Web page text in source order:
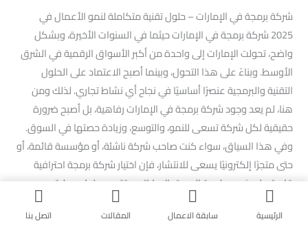
شركة برمجة في الإمارات – حلول تقنية متكاملة لنمو الأعمال في
2025 شركة برمجة في الإمارات حيثما في السنوات الأخيرة، وبشكل
واضح، تحولت الإمارات إلى واحدة من أكبر الأسواق الرقمية في الشرق
الأوسط. وبناءً على هذا التحول، وبينما أصبح الاعتماد على الحلول
التقنية والبرمجية عنصرًا أساسيًا في نجاح أي نشاط تجاري. لذلك ومن
هنا، لم يعد وجود شركة برمجة في الإمارات رفاهية، بل أصبح ضرورة
حقيقية لكل شركة تسعى للنمو، والتوسع، وزيادة حصتها في السوق.
وفي هذا السياق، سواء كنت صاحب شركة ناشئة، أو مؤسسة قائمة، أو
حتى متجرًا إلكترونيًا يسعى للانتشار، فإن اختيار شركة برمجة احترافية
قادرة على فهم طبيعة السوق الإماراتي وتقديم حلول عملية يعد
الخطوة الأولى نحو النجاح الرقمي. وبالتالي، يصبح القرار التقني قرارًا
استراتيجيًا لا يقل أهمية عن أي قرار إداري آخر. علاوة علي ذلك يظهر هنا
الرئيسية سابقة الاعمال المقالات اتصل بنا